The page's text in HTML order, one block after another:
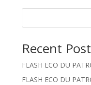
Recent
FLASH ECO DU
FLASH ECO DU